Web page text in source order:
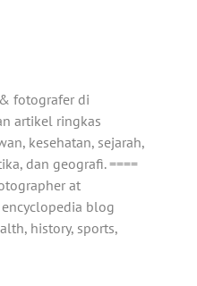
fotografer di
artikel ringkas
kesehatan, sejarah,
dan geografi. ====
at
blog
history, sports,